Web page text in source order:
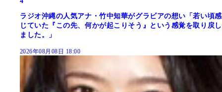
ラジオ沖縄の人気アナ・竹中知華がグラビアの想い「若い頃感
じていた『この先、何かが起こりそう』という感覚を取り戻し
ました。」
2026年08月08日 18:00